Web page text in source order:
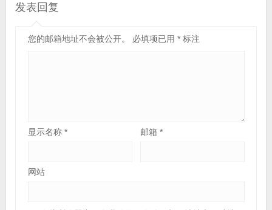
发表回复
您的邮箱地址不会被公开。 必填项已用 *标注
显示名称 * 邮箱*
网站